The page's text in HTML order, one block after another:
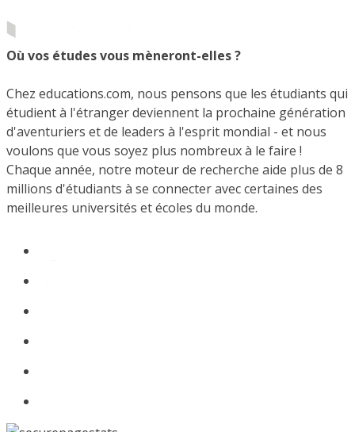
Où vos études vous mèneront-elles ?
Chez educations.com, nous pensons que les étudiants qui
étudient à l'étranger deviennent la prochaine génération
d'aventuriers et de leaders à l'esprit mondial - et nous
voulons que vous soyez plus nombreux à le faire !
Chaque année, notre moteur de recherche aide plus de 8
millions d'étudiants à se connecter avec certaines des
meilleures universités et écoles du monde.